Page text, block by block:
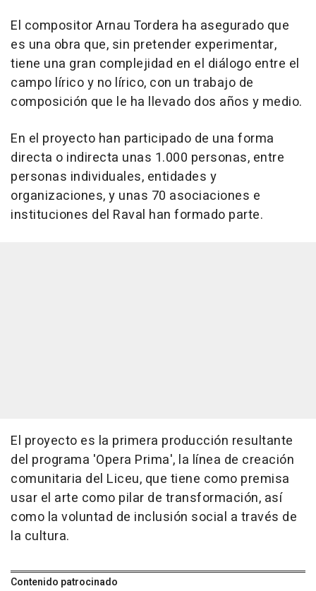
El compositor Arnau Tordera ha asegurado que
es una obra que, sin pretender experimentar,
tiene una gran complejidad en el diálogo entre el
campo lírico y no lírico, con un trabajo de
composición que le ha llevado dos años y medio.
En el proyecto han participado de una forma
directa o indirecta unas 1.000 personas, entre
personas individuales, entidades y
organizaciones, y unas 70 asociaciones e
instituciones del Raval han formado parte.
El proyecto es la primera producción resultante
del programa 'Opera Prima', la línea de creación
comunitaria del Liceu, que tiene como premisa
usar el arte como pilar de transformación, así
como la voluntad de inclusión social a través de
la cultura.
Contenido patrocinado